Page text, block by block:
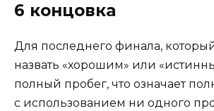
6 концовка
Для последнего финала,
назвать «хорошим» или
полный пробег, что означает
с использованием ни одного